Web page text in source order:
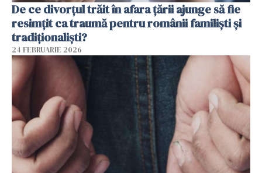
De ce divorțul trăit în afara țării ajunge să fie
resimțit ca traumă pentru românii familiști și
tradiționaliști?
24 FEBRUARIE 2026